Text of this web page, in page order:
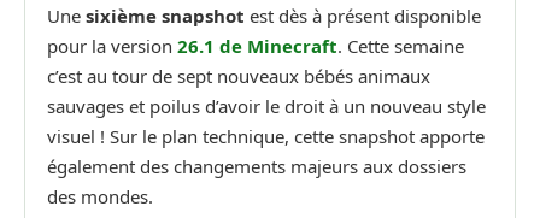
Une sixième snapshot est dès à présent disponible
pour la version 26.1 de Minecraft. Cette semaine
c’est au tour de sept nouveaux bébés animaux
sauvages et poilus d’avoir le droit à un nouveau style
visuel ! Sur le plan technique, cette snapshot apporte
également des changements majeurs aux dossiers
des mondes.